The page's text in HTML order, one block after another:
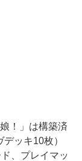
！」は構築済
ッキ10枚）
、プレイマッ